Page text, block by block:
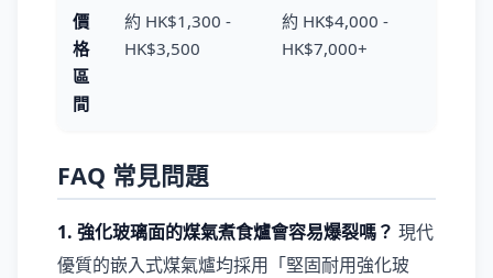
價
格
區
間
約 HK$1,300 -
HK$3,500
約 HK$4,000 -
HK$7,000+
FAQ 常見問題
1. 強化玻璃面的煤氣煮食爐會容易爆裂嗎？ 現代
優質的嵌入式煤氣爐均採用「堅固耐用強化玻